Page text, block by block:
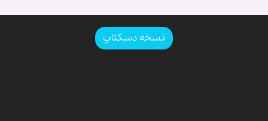
نسخه دسکتاپ